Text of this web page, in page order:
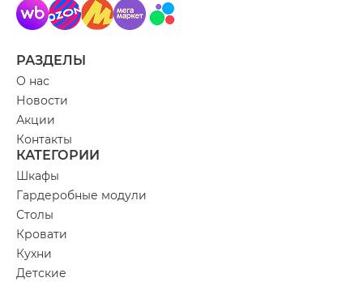
РАЗДЕЛЫ
О нас
Новости
Акции
Контакты
КАТЕГОРИИ
Шкафы
Гардеробные модули
Столы
Кровати
Кухни
Детские